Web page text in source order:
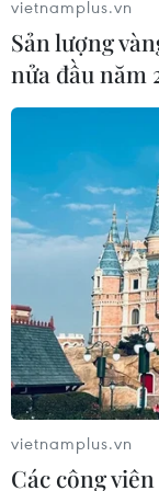
#An toàn giao
#VinFast
Theo dõi
TIN LIÊN
vietnamplus.vn
Sản lượng
nửa đầu năm
vietnamplus.vn
Các công